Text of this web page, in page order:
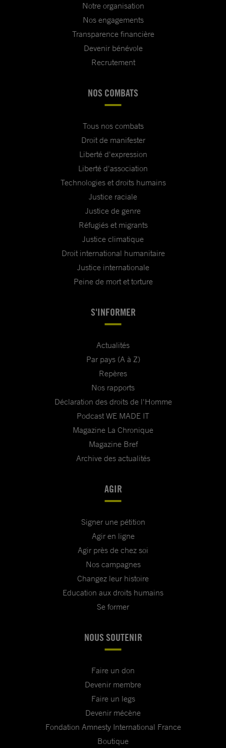
Notre organisation
Nos engagements
Transparence financière
Devenir bénévole
Recrutement
NOS COMBATS
Tous nos combats
Droit de manifester
Liberté d'expression
Liberté d'association
Technologies et droits humains
Justice raciale
Justice de genre
Réfugiés et migrants
Justice climatique
Droit international humanitaire
Justice internationale
Peine de mort et torture
S'INFORMER
Actualités
Par pays (A à Z)
Repères
Nos rapports
Déclaration des droits de l'Homme
Podcast WE MADE IT
Magazine La Chronique
Magazine Bref
Archive des actualités
AGIR
Signer une pétition
Agir en ligne
Agir près de chez soi
Nos campagnes
Changez leur histoire
Education aux droits humains
Se former
NOUS SOUTENIR
Faire un don
Devenir membre
Faire un legs
Devenir mécène
Fondation Amnesty International France
Boutique